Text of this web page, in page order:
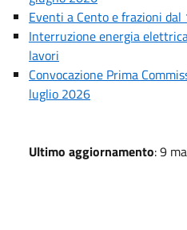
Eventi a Cento e frazioni
Interruzione energia
lavori
Convocazione Prima
luglio 2026
Ultimo aggiornamento: 9